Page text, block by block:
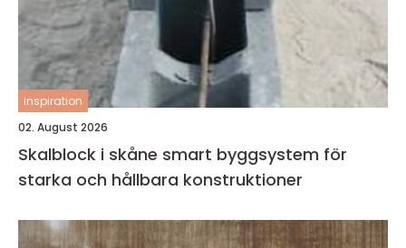
inspiration
02. August 2026
Skalblock i skåne smart byggsystem för
starka och hållbara konstruktioner